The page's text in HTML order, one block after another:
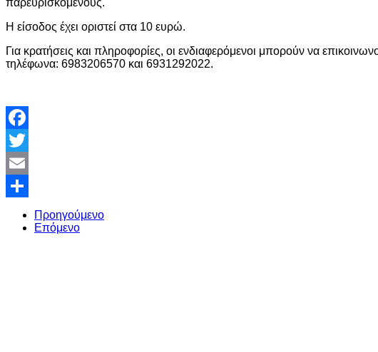
Η είσοδος έχει οριστεί στα 10 ευρώ.
Για κρατήσεις και πληροφορίες, οι ενδιαφερόμενοι μπορούν να
τηλέφωνα: 6983206570 και 6931292022.
Facebook
Twitter
Email
Share
Προηγούμενο
Επόμενο